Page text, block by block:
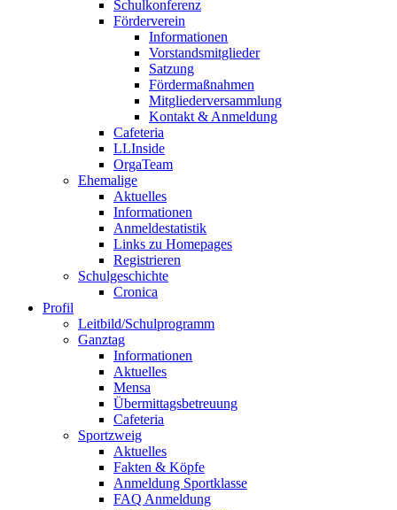
Schulkonferenz
Förderverein
Informationen
Vorstandsmitglieder
Satzung
Fördermaßnahmen
Mitgliederversammlung
Kontakt & Anmeldung
Cafeteria
LLInside
OrgaTeam
Ehemalige
Aktuelles
Informationen
Anmeldestatistik
Links zu Homepages
Registrieren
Schulgeschichte
Cronica
Profil
Leitbild/Schulprogramm
Ganztag
Informationen
Aktuelles
Mensa
Übermittagsbetreuung
Cafeteria
Sportzweig
Aktuelles
Fakten & Köpfe
Anmeldung Sportklasse
FAQ Anmeldung